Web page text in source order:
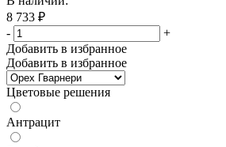
8 733 ₽
-
+
Добавить в избранное
Добавить в избранное
Цветовые решения
Антрацит